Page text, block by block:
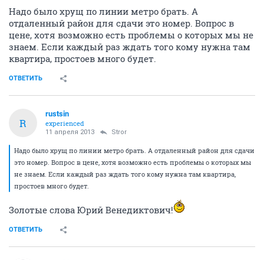
Надо было хрущ по линии метро брать. А
отдаленный район для сдачи это номер. Вопрос в
цене, хотя возможно есть проблемы о которых мы не
знаем. Если каждый раз ждать того кому нужна там
квартира, простоев много будет.
ОТВЕТИТЬ
R
rustsin
experienced
11 апреля 2013 Stror
Надо было хрущ по линии метро брать. А отдаленный район для сдачи
это номер. Вопрос в цене, хотя возможно есть проблемы о которых мы
не знаем. Если каждый раз ждать того кому нужна там квартира,
простоев много будет.
Золотые слова Юрий Венедиктович!
ОТВЕТИТЬ